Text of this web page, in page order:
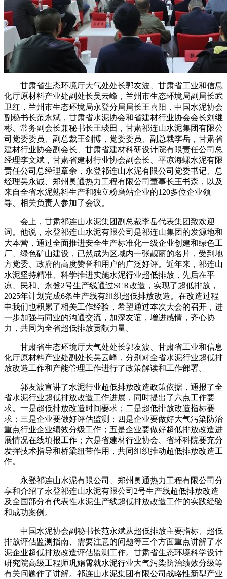
甘肃省生态环境厅大气处处长郭友波、甘肃省工业和信息
化厅原材料产业处副处长吴云峰，兰州市生态环境局副局长武
卫红，兰州市生态环境局永登分局局长王喜阳，中国水泥协会
副秘书长范永斌，甘肃省水泥协会和省建材行业协会会长刘继
彬、常务副会长兼秘书长王琰田，甘肃祁连山水泥集团有限公
司党委委员、副总裁王剑博，党委委员、副总裁李岳，甘肃省
建材行业协会副会长、甘肃省建材科研设计院有限责任公司总
经理李文斌，甘肃省建材行业协会副会长、平凉海螺水泥有限
责任公司总经理章余，永登祁连山水泥有限公司党委书记、总
经理吴永诚、郑州奥通热力工程有限公司董事长王书森，以及
来自全省水泥熟料生产和独立粉磨站企业的120多位企业领
导、相关负责人参加了会议。
会上，甘肃祁连山水泥集团副总裁李岳代表集团致欢迎
词。他说，永登祁连山水泥有限公司是祁连山集团的发源地和
大本营，通过全面推进安全生产标准化一级企业创建和绿色工
厂、绿色矿山建设，已然成为区域内一张靓丽的名片，受到地
方党委、政府的高度赞誉和用户的广泛好评。近年来，祁连山
水泥坚持精准、科学推进实施水泥行业超低排放，先后在平
凉、民和、永登2号生产线通过SCR改造，实现了超低排放，
2025年计划完成6条生产线有组织超低排放改造。在改造过程
中我们也积累了相关工作经验，希望通过本次大会的召开，进
一步加强与同业的沟通交流，加深友谊，增进感情，齐心协
力，共同为全省超低排放贡献力量。
甘肃省生态环境厅大气处处长郭友波、甘肃省工业和信息
化厅原材料产业处副处长吴云峰，分别对全省水泥行业超低排
放改造工作和产能管理工作进行了政策解读和工作部署。
郭友波宣讲了水泥行业超低排放改造政策依据，通报了全
省水泥行业超低排放改造工作进展，同时提出了六点工作要
求。一是超低排放改造时间要求；二是超低排放改造指标要
求；三是企业要做好评估监测；四是企业要做好大气污染防治
重点行业企业绩效分级工作；五是企业要做好超低排放改造进
展情况在线填报工作；六是省建材行业协会、省环科院要充分
发挥技术指导和桥梁纽带作用，共同组织推动超低排放改造工
作。
永登祁连山水泥有限公司、郑州奥通热力工程有限公司分
享和介绍了永登祁连山水泥有限公司2号生产线超低排放改造
及全国部分有代表性水泥生产线超低排放改造工作的实践经验
和成功案例。
中国水泥协会副秘书长范永斌从超低排放主要指标、超低
排放评估监测指南、需要注意的问题等三个方面重点讲解了水
泥企业超低排放改造评估监测工作。甘肃省生态环境科学设计
研究院高级工程师巩娟霄就水泥行业大气污染防治绩效分级等
有关问题作了讲解。祁连山水泥集团有限公司战略性新型产业